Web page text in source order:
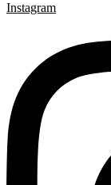
Instagram